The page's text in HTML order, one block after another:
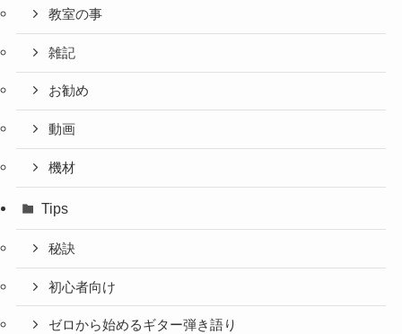
教室の事
雑記
お勧め
動画
機材
Tips
秘訣
初心者向け
ゼロから始めるギター弾き語り